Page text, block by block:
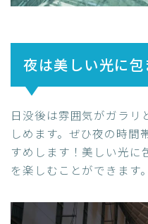
夜は美しい光に
日没後は雰囲気がガラリ
しめます。ぜひ夜の時間
すめします！美しい光に
を楽しむことができます。